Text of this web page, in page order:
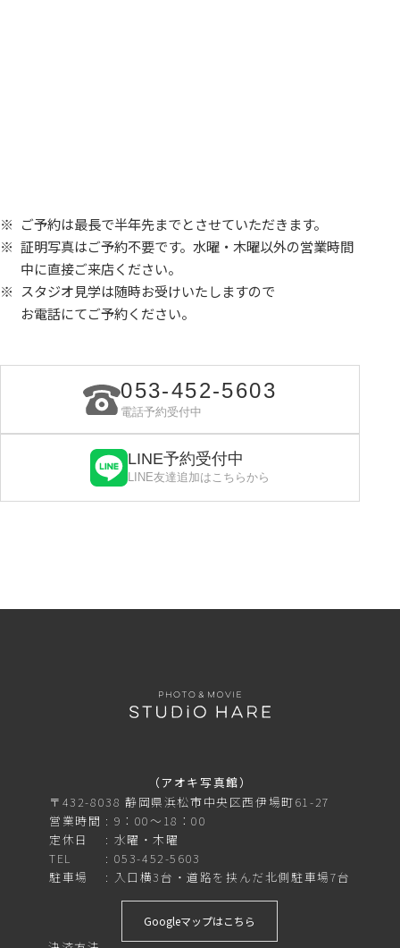
ご予約は最長で半年先までとさせていただきます。
証明写真はご予約不要です。水曜・木曜以外の営業時間
中に直接ご来店ください。
スタジオ見学は随時お受けいたしますので
お電話にてご予約ください。
053-452-5603
電話予約受付中
LINE予約受付中
LINE友達追加はこちらから
（アオキ写真館）
〒432-8038 静岡県浜松市中央区西伊場町61-27
営業時間
9：00～18：00
定休日
水曜・木曜
TEL
053-452-5603
駐車場
入口横3台・道路を挟んだ北側駐車場7台
Googleマップはこちら